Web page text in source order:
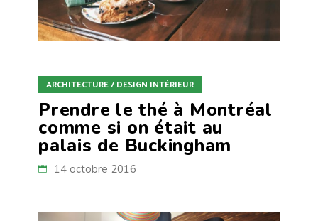
ARCHITECTURE / DESIGN INTÉRIEUR
Prendre le thé à Montréal
comme si on était au
palais de Buckingham
14 octobre 2016